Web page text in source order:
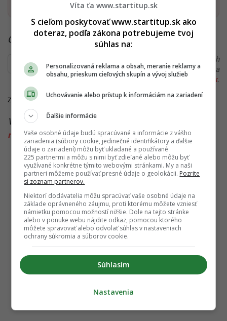
Čítaj viac z kategórie:Zo Slovenska
Ďakujeme, že čítaš Startitup. V prípade, že máš postreh
alebo si našiel v článku chybu, napíš nám na
redakcia@startitup.sk.
Zdroje:Parabola.cz
Viac k téme:Česká republika
markiza,televízia ,tv, vysielacie práva
Víta ťa www.startitup.sk
S cieľom poskytovať www.startitup.sk ako
doteraz, podľa zákona potrebujeme tvoj
súhlas na:
Personalizovaná reklama a obsah, meranie reklamy a
obsahu, prieskum cieľových skupín a vývoj služieb
Uchovávanie alebo prístup k informáciám na zariadení
Ďalšie informácie
Vaše osobné údaje budú spracúvané a informácie z vášho
zariadenia (súbory cookie, jedinečné identifikátory a ďalšie
údaje o zariadení) môžu byť ukladané a používané
225 partnermi a môžu s nimi byť zdieľané alebo môžu byť
využívané konkrétne týmito webovými stránkami. My a naši
partneri môžeme používať presné údaje o geolokácii. Pozrite
si zoznam partnerov.
Niektorí dodávatelia môžu spracúvať vaše osobné údaje na
základe oprávneného záujmu, proti ktorému môžete vzniesť
námietku pomocou možností nižšie. Dole na tejto stránke
alebo v ponuke webu nájdite odkaz, pomocou ktorého
môžete spravovať alebo odvolať súhlas v nastaveniach
ochrany súkromia a súborov cookie.
Súhlasím
Nastavenia